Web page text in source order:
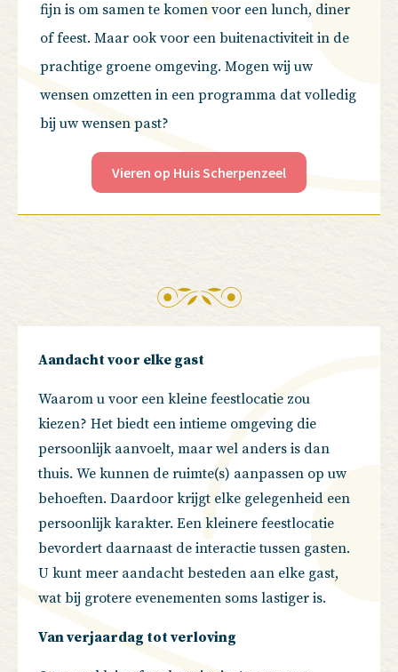
fijn is om samen te komen voor een lunch, diner
of feest. Maar ook voor een buitenactiviteit in de
prachtige groene omgeving. Mogen wij uw
wensen omzetten in een programma dat volledig
bij uw wensen past?
Vieren op Huis Scherpenzeel
Aandacht voor elke gast
Waarom u voor een kleine feestlocatie zou
kiezen? Het biedt een intieme omgeving die
persoonlijk aanvoelt, maar wel anders is dan
thuis. We kunnen de ruimte(s) aanpassen op uw
behoeften. Daardoor krijgt elke gelegenheid een
persoonlijk karakter. Een kleinere feestlocatie
bevordert daarnaast de interactie tussen gasten.
U kunt meer aandacht besteden aan elke gast,
wat bij grotere evenementen soms lastiger is.
Van verjaardag tot verloving